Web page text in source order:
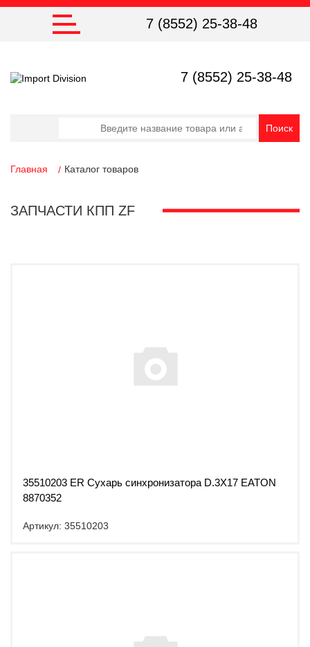
7 (8552) 25-38-48
7 (8552) 25-38-48
Главная Каталог товаров
ЗАПЧАСТИ КПП ZF
35510203 ER Сухарь синхронизатора D.3X17 EATON
8870352
Артикул: 35510203